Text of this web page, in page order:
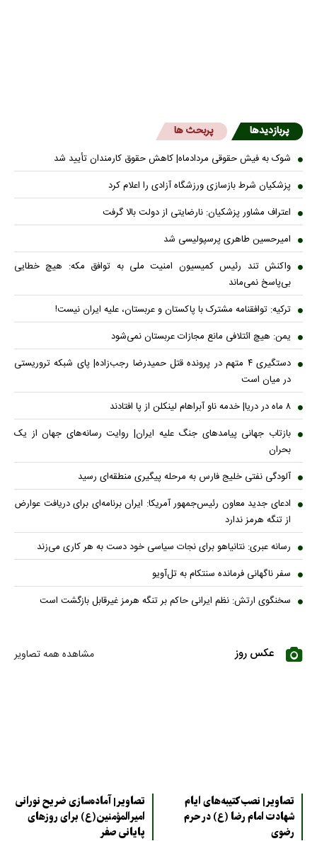
پربازدیدها پربحث ها
شوک به فیش حقوقی مردادماه| کاهش حقوق کارمندان تأیید شد
پزشکیان شرط بازسازی ورزشگاه آزادی را اعلام کرد
اعتراف مشاور پزشکیان: نارضایتی از دولت بالا گرفت
امیرحسین طاهری پرسپولیسی شد
واکنش تند رئیس کمیسیون امنیت ملی به توافق مکه: هیچ خطایی
بی‌پاسخ نمی‌ماند
ترکیه: توافقنامه مشترک با پاکستان و عربستان، علیه ایران نیست!
یمن: هیچ ائتلافی مانع مجازات عربستان نمی‌شود
دستگیری ۴ متهم در پرونده قتل حمیدرضا رجب‌زاده| پای شبکه تروریستی
در میان است
۸ ماه در دریا| خدمه ناو آبراهام لینکلن از پا افتادند
بازتاب جهانی پیامدهای جنگ علیه ایران| روایت رسانه‌های جهان از یک
بحران
آلودگی نفتی خلیج فارس به مرحله پیگیری منطقه‌ای رسید
ادعای جدید معاون رئیس‌جمهور آمریکا: ایران برنامه‌ای برای دریافت عوارض
از تنگه هرمز ندارد
رسانه عبری: نتانیاهو برای نجات سیاسی خود دست به هر کاری می‌زند
سفر ناگهانی فرمانده سنتکام به تل‌آویو
سخنگوی ارتش: نظم ایرانی حاکم بر تنگه هرمز غیرقابل بازگشت است
عکس روز مشاهده همه تصاویر
تصاویر| نصب کتیبه‌های ایام
شهادت امام رضا (ع) در حرم
رضوی
تصاویر| آماده‌سازی ضریح نورانی
امیرالمؤمنین(ع) برای روزهای
پایانی صفر